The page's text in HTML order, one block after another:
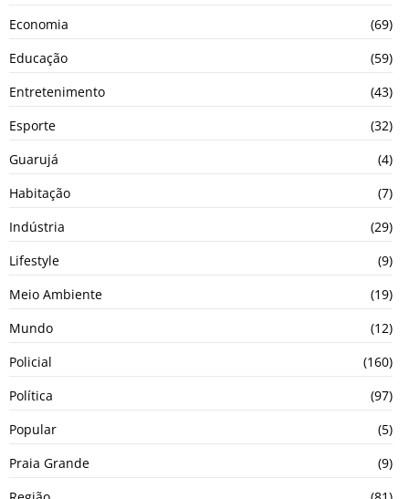
Economia
(69)
Educação
(59)
Entretenimento
(43)
Esporte
(32)
Guarujá
(4)
Habitação
(7)
Indústria
(29)
Lifestyle
(9)
Meio Ambiente
(19)
Mundo
(12)
Policial
(160)
Política
(97)
Popular
(5)
Praia Grande
(9)